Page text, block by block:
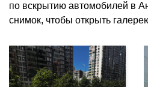
по вскрытию автомобилей в
снимок, чтобы открыть